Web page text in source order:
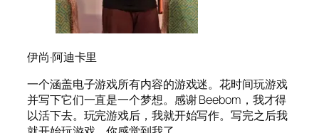
伊尚·阿迪卡里
一个涵盖电子游戏所有内容的游戏迷。花时间玩游戏
并写下它们一直是一个梦想。感谢 Beebom，我才得
以活下去。玩完游戏后，我就开始写作。写完之后我